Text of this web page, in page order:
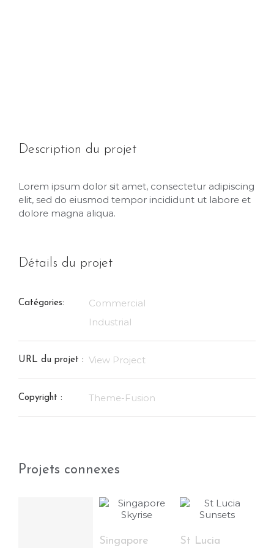
Description du projet
Lorem ipsum dolor sit amet, consectetur adipiscing
elit, sed do eiusmod tempor incididunt ut labore et
dolore magna aliqua.
Détails du projet
Catégories:
Commercial
Industrial
URL du projet : View Project
Copyright : Theme-Fusion
Projets connexes
Singapore
St Lucia